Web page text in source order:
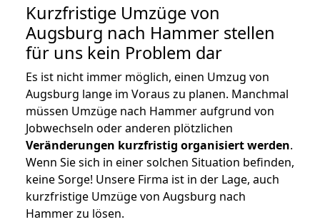
Kurzfristige Umzüge von
Augsburg nach Hammer stellen
für uns kein Problem dar
Es ist nicht immer möglich, einen Umzug von
Augsburg lange im Voraus zu planen. Manchmal
müssen Umzüge nach Hammer aufgrund von
Jobwechseln oder anderen plötzlichen
Veränderungen kurzfristig organisiert werden.
Wenn Sie sich in einer solchen Situation befinden,
keine Sorge! Unsere Firma ist in der Lage, auch
kurzfristige Umzüge von Augsburg nach
Hammer zu lösen.